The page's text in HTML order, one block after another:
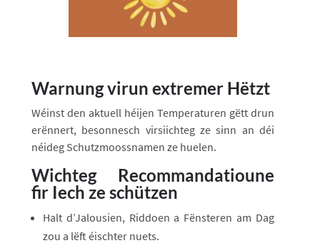
Warnung virun extremer Hëtzt
Wéinst den aktuell héijen Temperaturen gëtt drun
erënnert, besonnesch virsiichteg ze sinn an déi
néideg Schutzmoossnamen ze huelen.
Wichteg Recommandatioune
fir Iech ze schützen
Halt d’Jalousien, Riddoen a Fënsteren am Dag
zou a lëft éischter nuets.